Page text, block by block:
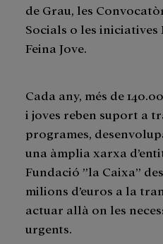
de Grau, les
Socials o les iniciatives
Feina Jove.
Cada any, més de
i joves reben suport a
programes,
una àmplia xarxa
Fundació ”la Caixa”
milions d’euros a la
actuar allà on les
urgents.